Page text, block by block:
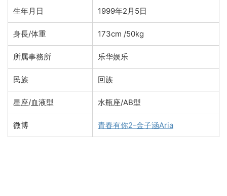
生年月日 1999年2月5日
身長/体重 173cm /50kg
所属事務所 乐华娱乐
民族 回族
星座/血液型 水瓶座/AB型
微博 青春有你2-金子涵Aria